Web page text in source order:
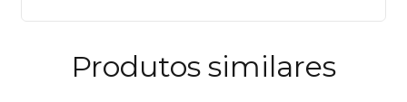
Produtos similares